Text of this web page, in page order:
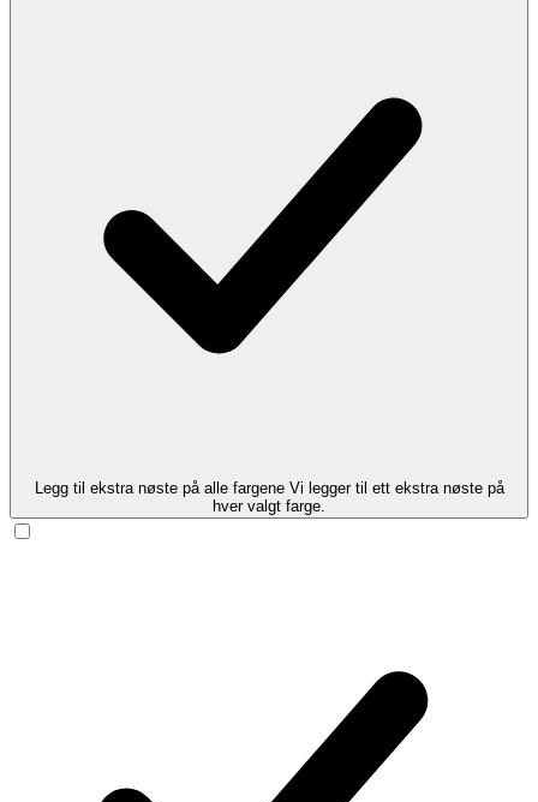
Legg til ekstra nøste på alle fargene Vi legger til ett ekstra nøste på
hver valgt farge.